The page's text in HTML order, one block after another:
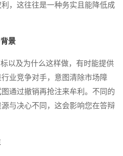
，这往往是一种务实且能降低成
景
及为什么这样做，有时能提供
业竞争对手，意图清除市场障
通过撤销再抢注来牟利。不同的
与决心不同，这会影响您在答辩